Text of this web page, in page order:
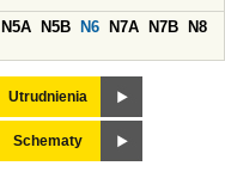
N5A N5B N6 N7A N7B
N8
Utrudnienia
Schematy